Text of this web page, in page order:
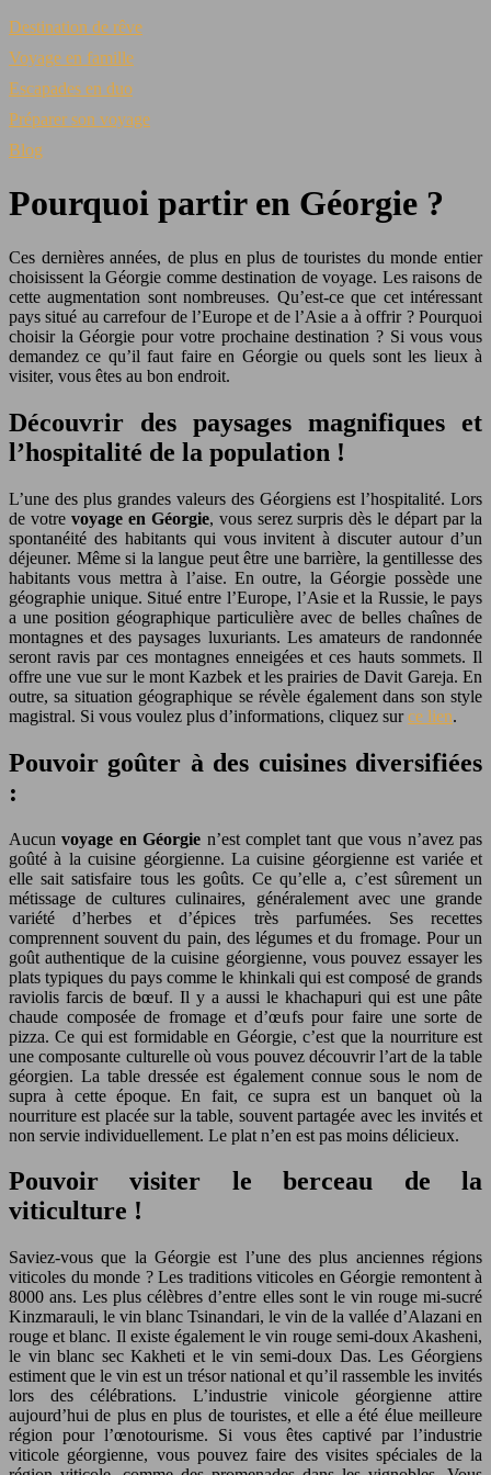
Destination de rêve
Voyage en famille
Escapades en duo
Préparer son voyage
Blog
Pourquoi partir en Géorgie ?
Ces dernières années, de plus en plus de touristes du monde entier
choisissent la Géorgie comme destination de voyage. Les raisons de
cette augmentation sont nombreuses. Qu’est-ce que cet intéressant
pays situé au carrefour de l’Europe et de l’Asie a à offrir ? Pourquoi
choisir la Géorgie pour votre prochaine destination ? Si vous vous
demandez ce qu’il faut faire en Géorgie ou quels sont les lieux à
visiter, vous êtes au bon endroit.
Découvrir des paysages magnifiques et
l’hospitalité de la population !
L’une des plus grandes valeurs des Géorgiens est l’hospitalité. Lors
de votrevoyage en Géorgie, vous serez surpris dès le départ par la
spontanéité des habitants qui vous invitent à discuter autour d’un
déjeuner. Même si la langue peut être une barrière, la gentillesse des
habitants vous mettra à l’aise. En outre, la Géorgie possède une
géographie unique. Situé entre l’Europe, l’Asie et la Russie, le pays
a une position géographique particulière avec de belles chaînes de
montagnes et des paysages luxuriants. Les amateurs de randonnée
seront ravis par ces montagnes enneigées et ces hauts sommets. Il
offre une vue sur le mont Kazbek et les prairies de Davit Gareja. En
outre, sa situation géographique se révèle également dans son style
magistral. Si vous voulez plus d’informations, cliquez surce lien.
Pouvoir goûter à des cuisines diversifiées
:
Aucunvoyage en Géorgie n’est complet tant que vous n’avez pas
goûté à la cuisine géorgienne. La cuisine géorgienne est variée et
elle sait satisfaire tous les goûts. Ce qu’elle a, c’est sûrement un
métissage de cultures culinaires, généralement avec une grande
variété d’herbes et d’épices très parfumées. Ses recettes
comprennent souvent du pain, des légumes et du fromage. Pour un
goût authentique de la cuisine géorgienne, vous pouvez essayer les
plats typiques du pays comme le khinkali qui est composé de grands
raviolis farcis de bœuf. Il y a aussi le khachapuri qui est une pâte
chaude composée de fromage et d’œufs pour faire une sorte de
pizza. Ce qui est formidable en Géorgie, c’est que la nourriture est
une composante culturelle où vous pouvez découvrir l’art de la table
géorgien. La table dressée est également connue sous le nom de
supra à cette époque. En fait, ce supra est un banquet où la
nourriture est placée sur la table, souvent partagée avec les invités et
non servie individuellement. Le plat n’en est pas moins délicieux.
Pouvoir visiter le berceau de la
viticulture !
Saviez-vous que la Géorgie est l’une des plus anciennes régions
viticoles du monde ? Les traditions viticoles en Géorgie remontent à
8000 ans. Les plus célèbres d’entre elles sont le vin rouge mi-sucré
Kinzmarauli, le vin blanc Tsinandari, le vin de la vallée d’Alazani en
rouge et blanc. Il existe également le vin rouge semi-doux Akasheni,
le vin blanc sec Kakheti et le vin semi-doux Das. Les Géorgiens
estiment que le vin est un trésor national et qu’il rassemble les invités
lors des célébrations. L’industrie vinicole géorgienne attire
aujourd’hui de plus en plus de touristes, et elle a été élue meilleure
région pour l’œnotourisme. Si vous êtes captivé par l’industrie
viticole géorgienne, vous pouvez faire des visites spéciales de la